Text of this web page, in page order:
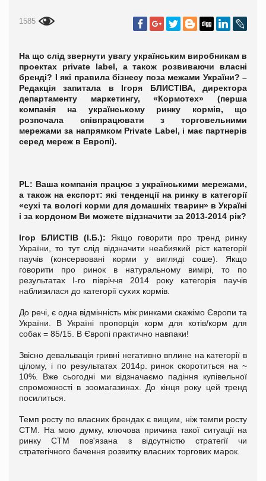
1585
На що слід звернути увагу українським виробникам в
проектах private label, а також розвиваючи власні
бренді? І які правила бізнесу поза межами України? –
Редакція запитала в Ігоря БЛИСТІВА, директора
департаменту маркетингу, «Кормотех» (перша
компанія на українському ринку кормів, що
розпочала співпрацювати з торговельними
мережами за напрямком Private Label, і має партнерів
серед мереж в Европі).
PL: Ваша компанія працює з українськими мережами,
а також на експорт: які тенденції на ринку в категорії
«сухі та вологі корми для домашніх тварин» в Україні
і за кордоном Ви можете відзначити за 2013-2014 рік?
Ігор БЛИСТІВ (І.Б.): Якщо говорити про тренд ринку
України, то тут слід відзначити неабиякий ріст категорії
паучів (консервовані корми у вигляді соше). Якщо
говорити про ринок в натуральному вимірі, то по
результатах I-го півріччя 2014 року категорія паучів
наблизилася до категорії сухих кормів.
До речі, є одна відмінність між ринками скажімо Європи та
України. В Україні пропорція корм для котів/корм для
собак = 85/15. В Європі практично навпаки!
Звісно девальвація гривні негативно вплине на категорії в
цілому, і по результатах 2014р. ринок скоротиться на ~
10%. Вже сьогодні ми відзначаємо падіння купівельної
спроможності в зоомагазинах. До кінця року цей тренд
посилиться.
Темп росту по власних брендах є вищим, ніж темпи росту
СТМ. На мою думку, ключова причина такої ситуації на
ринку СТМ пов'язана з відсутністю стратегії чи
стратегічного бачення розвитку власних торгових марок.